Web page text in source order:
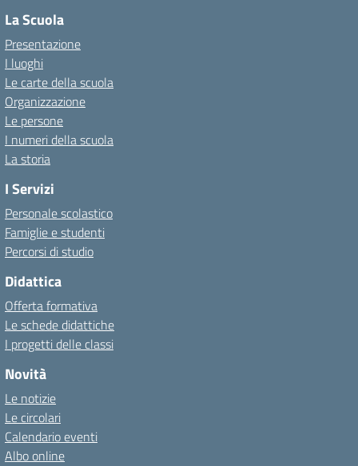
La Scuola
Presentazione
I luoghi
Le carte della scuola
Organizzazione
Le persone
I numeri della scuola
La storia
I Servizi
Personale scolastico
Famiglie e studenti
Percorsi di studio
Didattica
Offerta formativa
Le schede didattiche
I progetti delle classi
Novità
Le notizie
Le circolari
Calendario eventi
Albo online